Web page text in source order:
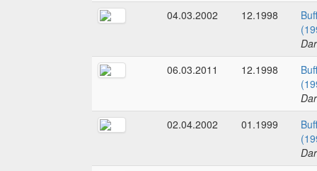
04.03.2002
12.1998
06.03.2011
12.1998
02.04.2002
01.1999